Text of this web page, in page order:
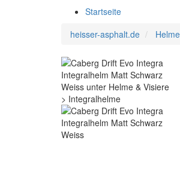
Startseite
heisser-asphalt.de